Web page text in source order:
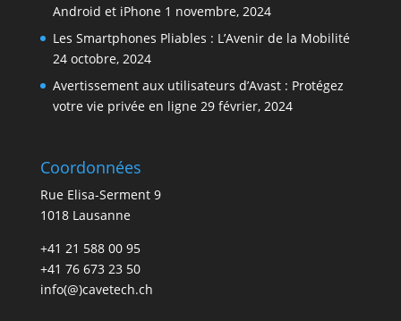
Android et iPhone 1 novembre, 2024
Les Smartphones Pliables : L’Avenir de la Mobilité
24 octobre, 2024
Avertissement aux utilisateurs d’Avast : Protégez
votre vie privée en ligne 29 février, 2024
Coordonnées
Rue Elisa-Serment 9
1018 Lausanne
+41 21 588 00 95
+41 76 673 23 50
info(@)cavetech.ch